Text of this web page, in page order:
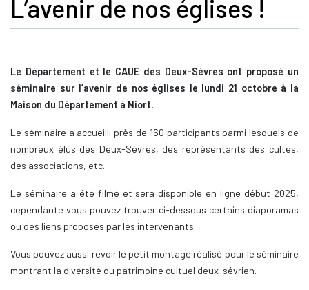
L’avenir de nos églises !
Le Département et le CAUE des Deux-Sèvres ont proposé un
séminaire sur l’avenir de nos églises le lundi 21 octobre à la
Maison du Département à Niort.
Le séminaire a accueilli près de 160 participants parmi lesquels de
nombreux élus des Deux-Sèvres, des représentants des cultes,
des associations, etc.
Le séminaire a été filmé et sera disponible en ligne début 2025,
cependante vous pouvez trouver ci-dessous certains diaporamas
ou des liens proposés par les intervenants.
Vous pouvez aussi revoir le petit montage réalisé pour le séminaire
montrant la diversité du patrimoine cultuel deux-sévrien.